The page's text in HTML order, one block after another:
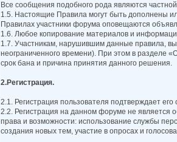
Все сообщения подобного рода являются
1.5. Настоящие Правила могут быть дополнены
Правилах участники форума оповещаются
1.6. Любое копирование материалов и
1.7. Участникам, нарушившим данные правила,
неограниченного времени). При этом в разделе
срок бана и причина принятия данного решения.
2.Регистрация.
2.1. Регистрация пользователя подтверждает
2.2. Регистрация на данном форуме не является
права и возможности: использование службы
создания новых тем, участие в опросах и